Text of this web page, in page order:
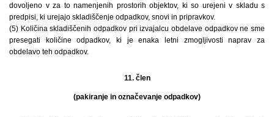
dovoljeno v za to namenjenih prostorih objektov, ki so urejeni v skladu s
predpisi, ki urejajo skladiščenje odpadkov, snovi in pripravkov.
(5) Količina skladiščenih odpadkov pri izvajalcu obdelave odpadkov ne sme
presegati količine odpadkov, ki je enaka letni zmogljivosti naprav za
obdelavo teh odpadkov.
11. člen
(pakiranje in označevanje odpadkov)